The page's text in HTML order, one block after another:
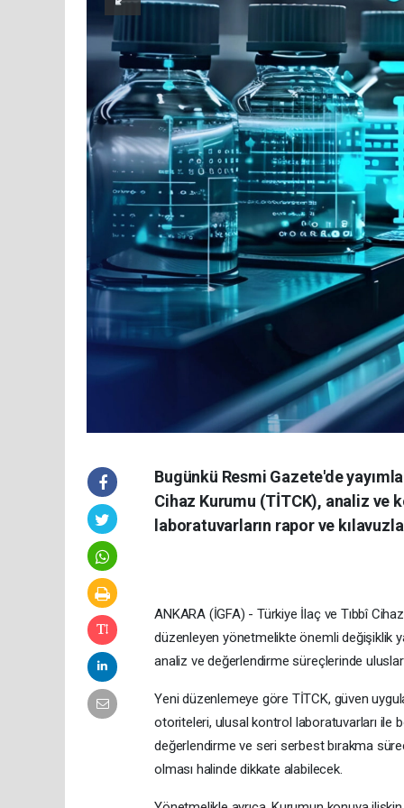
Bugünkü Resmi Gazete'de
Cihaz Kurumu (TİTCK), analiz
laboratuvarların rapor ve
ANKARA (İGFA) - Türkiye İlaç ve Tıbbî
düzenleyen yönetmelikte önemli değişiklik
analiz ve değerlendirme süreçlerinde
Yeni düzenlemeye göre TİTCK, güven
otoriteleri, ulusal kontrol laboratuvarları ile
değerlendirme ve seri serbest bırakma
olması halinde dikkate alabilecek.